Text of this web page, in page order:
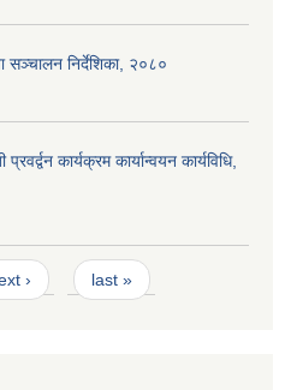
सञ्चालन निर्देशिका, २०८०
कार्यक्रम कार्यान्वयन कार्यविधि,
› last »